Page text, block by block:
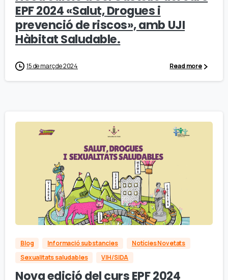
EPF 2024 «Salut, Drogues i
prevenció de riscos», amb UJI
Hàbitat Saludable.
15 de març de 2024 Read more
Blog Informació substancies
Notícies Novetats
Sexualitats saludables
VIH/SIDA
Nova edició del curs EPF 2024